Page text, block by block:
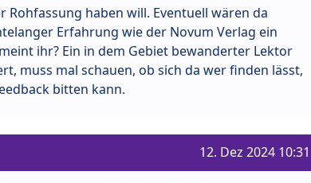
Rohfassung haben will. Eventuell wären da
Erfahrung wie der Novum Verlag ein
ihr? Ein in dem Gebiet bewanderter Lektor
muss mal schauen, ob sich da wer finden lässt,
bitten kann.
12. Dez 2024 10:31